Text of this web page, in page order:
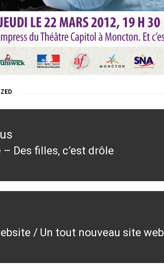
Des filles, c’est drôle
/ Un tout nouveau site web